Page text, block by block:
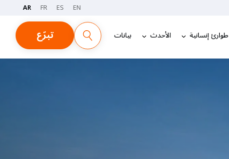
EN
ES
FR
AR
طوارئ إنسانية الأحدث بيانات تبرّع